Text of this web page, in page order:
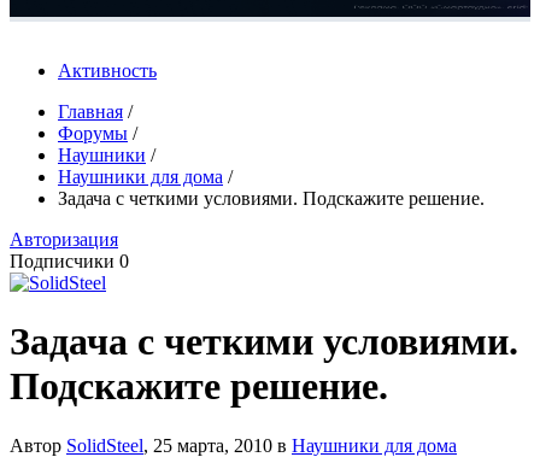
Активность
Главная /
Форумы /
Наушники /
Наушники для дома /
Задача с четкими условиями. Подскажите решение.
Авторизация
Подписчики 0
Задача с четкими условиями.
Подскажите решение.
Автор SolidSteel, 25 марта, 2010 в Наушники для дома